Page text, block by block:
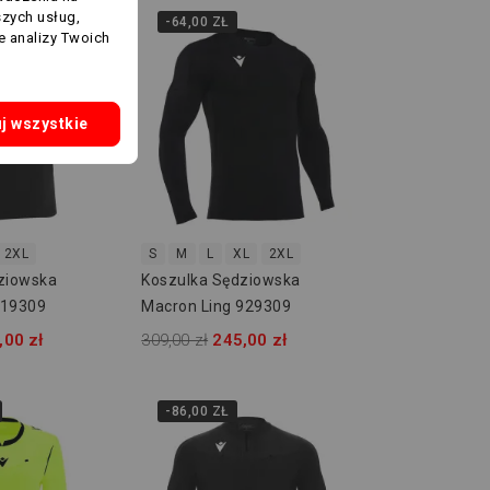
2XL
zł
-64,00 ZŁ
S M L XL 2XL
Koszulka Sędziowska
Macron Ling 929309
309,00 zł 245,00 zł
-86,00 ZŁ
usług,
analizy Twoich
wszystkie